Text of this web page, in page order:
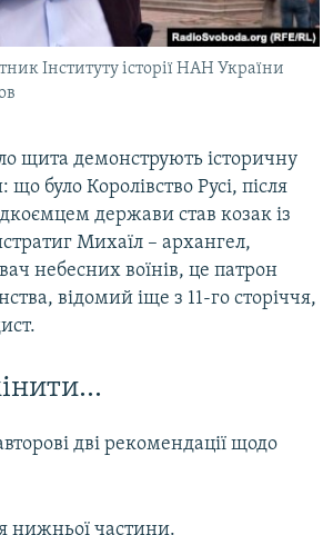
Інституту історії НАН України
щита демонструють історичну
що було Королівство Русі, після
держави став козак із
Михаїл – архангел,
небесних воїнів, це патрон
відомий іще з 11-го сторіччя,
дві рекомендації щодо
нижньої частини.